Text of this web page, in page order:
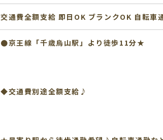
交通費全額支給 即日OK ブランクOK 自転車
●京王線「千歳烏山駅」より徒歩11分★
◆交通費別途全額支給♪